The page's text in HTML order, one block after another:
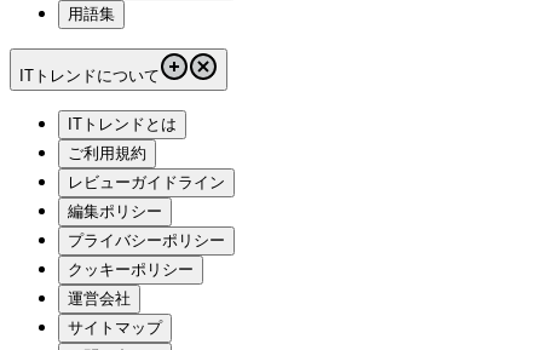
用語集
ITトレンドについて
ITトレンドとは
ご利用規約
レビューガイドライン
編集ポリシー
プライバシーポリシー
クッキーポリシー
運営会社
サイトマップ